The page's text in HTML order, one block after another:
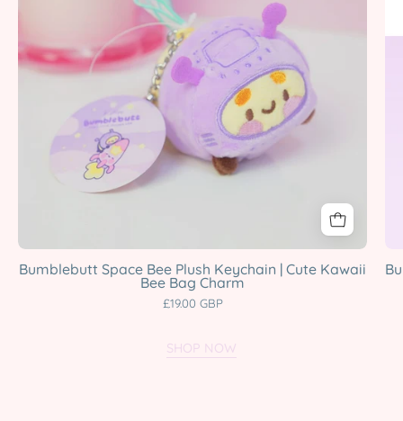
|
Cute
Kawaii
Bee
Bag
Charm
Katnipp
character
Bumblebutt Space Bee Plush Keychain | Cute Kawaii
Bee Bag Charm
£19.00 GBP
SHOP NOW